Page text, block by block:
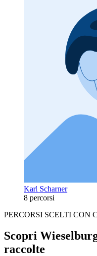
Karl Scharner
8 percorsi
PERCORSI SCELTI CON
Scopri
raccolte